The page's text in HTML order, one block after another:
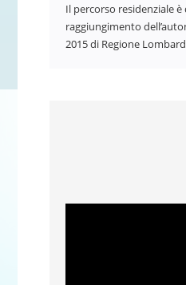
Il percorso residenziale
raggiungimento
2015 di Regione